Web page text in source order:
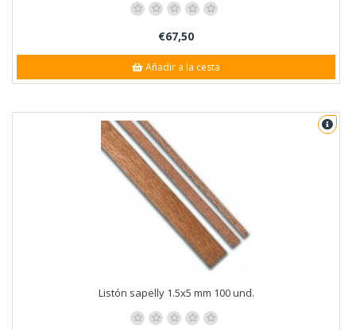
€67,50
Añadir a la cesta
Listón sapelly 1.5x5 mm 100 und.